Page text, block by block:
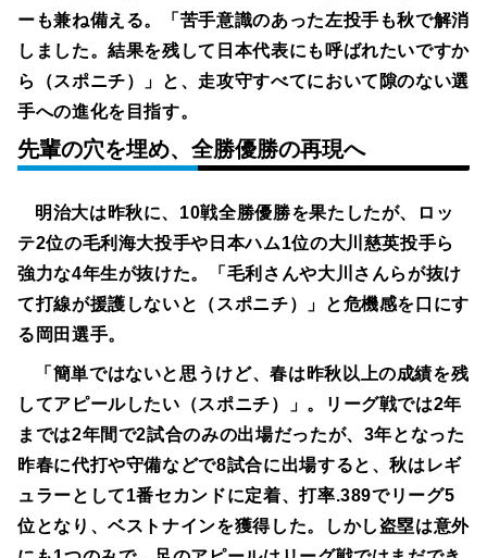
ーも兼ね備える。「苦手意識のあった左投手も秋で解消
しました。結果を残して日本代表にも呼ばれたいですか
ら（スポニチ）」と、走攻守すべてにおいて隙のない選
手への進化を目指す。
先輩の穴を埋め、全勝優勝の再現へ
明治大は昨秋に、10戦全勝優勝を果たしたが、ロッ
テ2位の毛利海大投手や日本ハム1位の大川慈英投手ら
強力な4年生が抜けた。「毛利さんや大川さんらが抜け
て打線が援護しないと（スポニチ）」と危機感を口にす
る岡田選手。
「簡単ではないと思うけど、春は昨秋以上の成績を残
してアピールしたい（スポニチ）」。リーグ戦では2年
までは2年間で2試合のみの出場だったが、3年となった
昨春に代打や守備などで8試合に出場すると、秋はレギ
ュラーとして1番セカンドに定着、打率.389でリーグ5
位となり、ベストナインを獲得した。しかし盗塁は意外